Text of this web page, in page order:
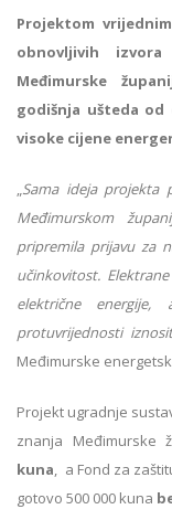
Projektom
obnovljivih
Međimurske
godišnja ušteda
visoke cijene
Sama ideja projekta
Međimurskom
pripremila prijavu za
učinkovitost.
električne
protuvrijednosti
Međimurske
Projekt ugradnje
znanja Međimurske
kuna , a Fond za
gotovo 500 000 kuna